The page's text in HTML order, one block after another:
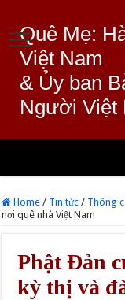
Quê Mẹ:
Việt Nam
& Ủy ban
Người Việt
Home / Tin tức / Thông
nơi quê nhà Việt Nam
Phật Đản
kỳ thị và